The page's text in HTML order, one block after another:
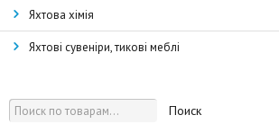
Яхтова хімія
Яхтові сувеніри, тикові меблі
Поиск